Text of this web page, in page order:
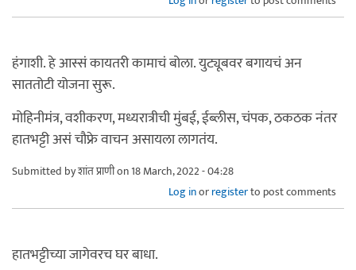
हंगाशी. हे आस्सं कायतरी कामाचं बोला. युट्यूबवर बगायचं अन
साततोटी योजना सुरू.
मोहिनीमंत्र, वशीकरण, मध्यरात्रीची मुंबई, ईब्लीस, चंपक, ठकठक नंतर
हातभट्टी असं चौफ्रे वाचन असायला लागतंय.
Submitted byशांत प्राणीon 18 March, 2022 - 04:28
Log inorregisterto post comments
हातभट्टीच्या जागेवरच घर बाधा.